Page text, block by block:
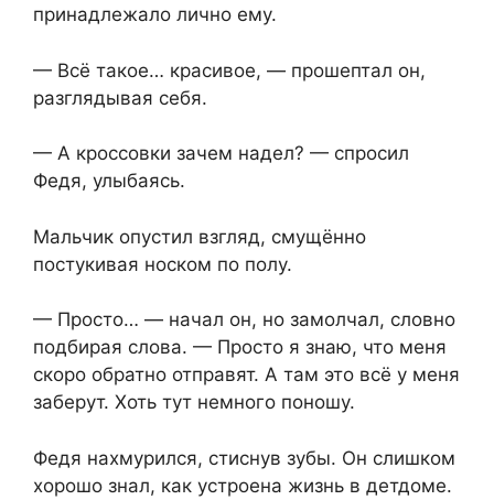
принадлежало лично ему.
— Всё такое… красивое, — прошептал он,
разглядывая себя.
— А кроссовки зачем надел? — спросил
Федя, улыбаясь.
Мальчик опустил взгляд, смущённо
постукивая носком по полу.
— Просто… — начал он, но замолчал, словно
подбирая слова. — Просто я знаю, что меня
скоро обратно отправят. А там это всё у меня
заберут. Хоть тут немного поношу.
Федя нахмурился, стиснув зубы. Он слишком
хорошо знал, как устроена жизнь в детдоме.